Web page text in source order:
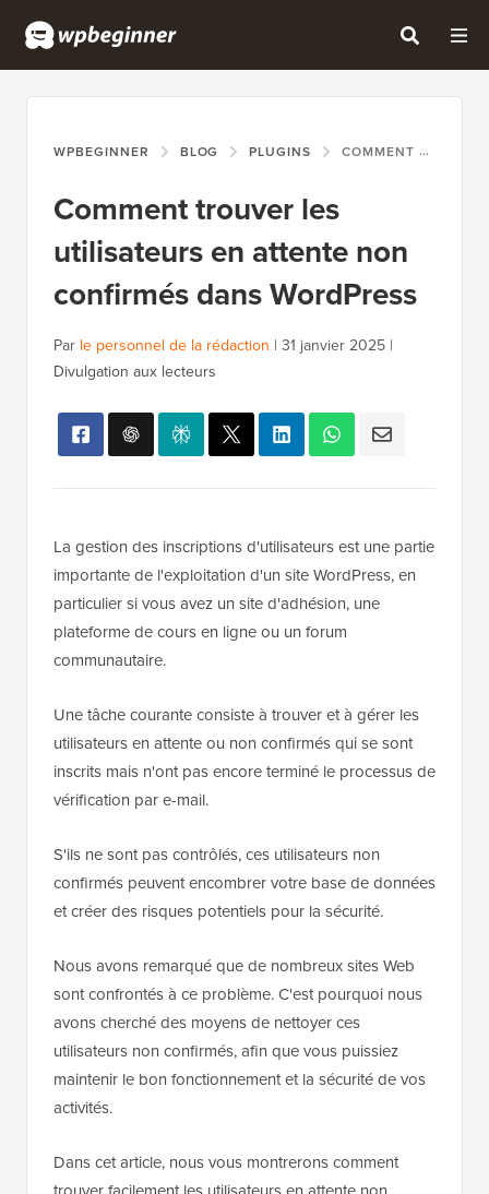
WPBEGINNER BLOG PLUGINS COMMENT TROUVER LES UTILISATEURS EN ATTENTE NON CONFIRMÉS DANS WORDPRESS
Comment trouver les
utilisateurs en attente non
confirmés dans WordPress
Par le personnel de la rédaction | 31 janvier 2025 |
Divulgation aux lecteurs
La gestion des inscriptions d'utilisateurs est une partie
importante de l'exploitation d'un site WordPress, en
particulier si vous avez un site d'adhésion, une
plateforme de cours en ligne ou un forum
communautaire.
Une tâche courante consiste à trouver et à gérer les
utilisateurs en attente ou non confirmés qui se sont
inscrits mais n'ont pas encore terminé le processus de
vérification par e-mail.
S'ils ne sont pas contrôlés, ces utilisateurs non
confirmés peuvent encombrer votre base de données
et créer des risques potentiels pour la sécurité.
Nous avons remarqué que de nombreux sites Web
sont confrontés à ce problème. C'est pourquoi nous
avons cherché des moyens de nettoyer ces
utilisateurs non confirmés, afin que vous puissiez
maintenir le bon fonctionnement et la sécurité de vos
activités.
Dans cet article, nous vous montrerons comment